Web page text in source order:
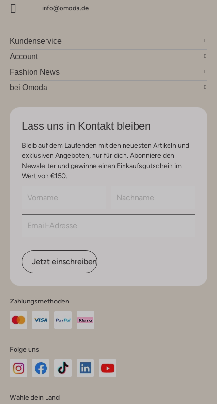
info@omoda.de
Kundenservice
Account
Fashion News
bei Omoda
Lass uns in Kontakt bleiben
Bleib auf dem Laufenden mit den neuesten Artikeln und
exklusiven Angeboten, nur für dich. Abonniere den
Newsletter und gewinne einen Einkaufsgutschein im
Wert von €150.
Jetzt einschreiben
Zahlungsmethoden
Folge uns
Wähle dein Land